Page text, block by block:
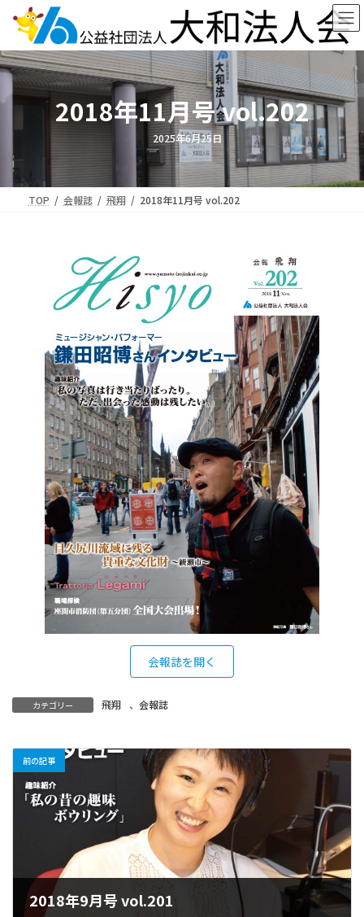
ン
ツ
ス
ー
シ
ン
2018年11月号 vol.202
2025年6月25日
TOP 会報誌 飛翔 2018年11月号 vol.202
会報誌を開く
カテゴリー 飛翔 、 会報誌
前の記事
2018年9月号 vol.201